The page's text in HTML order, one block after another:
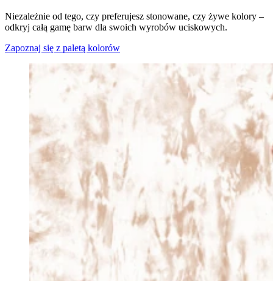
Niezależnie od tego, czy preferujesz stonowane, czy żywe kolory –
odkryj całą gamę barw dla swoich wyrobów uciskowych.
Zapoznaj się z paletą kolorów